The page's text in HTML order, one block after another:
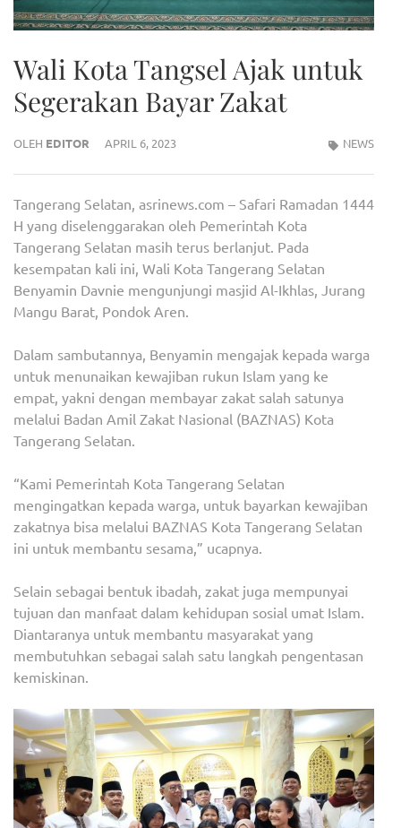
Wali Kota Tangsel Ajak untuk
Segerakan Bayar Zakat
OLEH EDITOR APRIL 6, 2023 NEWS
Tangerang Selatan, asrinews.com – Safari Ramadan 1444
H yang diselenggarakan oleh Pemerintah Kota
Tangerang Selatan masih terus berlanjut. Pada
kesempatan kali ini, Wali Kota Tangerang Selatan
Benyamin Davnie mengunjungi masjid Al-Ikhlas, Jurang
Mangu Barat, Pondok Aren.
Dalam sambutannya, Benyamin mengajak kepada warga
untuk menunaikan kewajiban rukun Islam yang ke
empat, yakni dengan membayar zakat salah satunya
melalui Badan Amil Zakat Nasional (BAZNAS) Kota
Tangerang Selatan.
“Kami Pemerintah Kota Tangerang Selatan
mengingatkan kepada warga, untuk bayarkan kewajiban
zakatnya bisa melalui BAZNAS Kota Tangerang Selatan
ini untuk membantu sesama,” ucapnya.
Selain sebagai bentuk ibadah, zakat juga mempunyai
tujuan dan manfaat dalam kehidupan sosial umat Islam.
Diantaranya untuk membantu masyarakat yang
membutuhkan sebagai salah satu langkah pengentasan
kemiskinan.